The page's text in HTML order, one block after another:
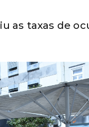
as taxas de